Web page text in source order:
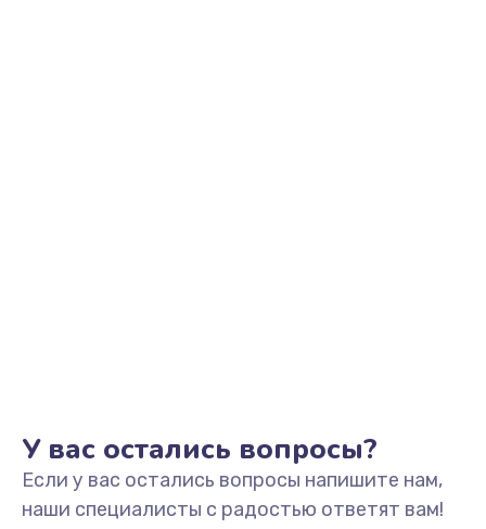
У вас остались вопросы?
Если у вас остались вопросы напишите нам,
наши специалисты с радостью ответят вам!